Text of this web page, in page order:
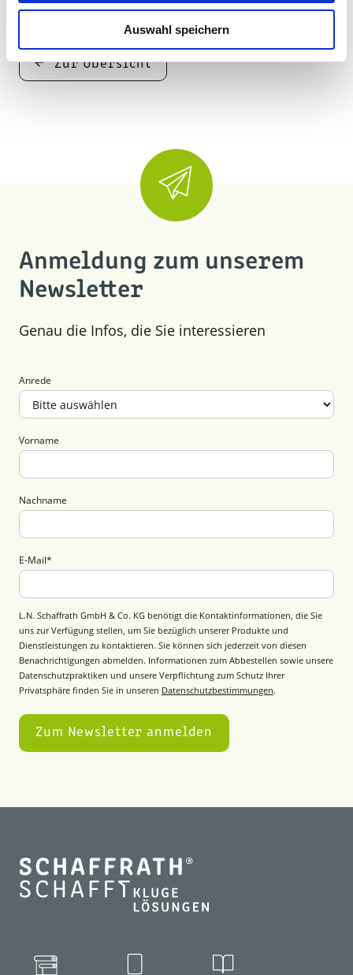
Auswahl speichern
Zur Übersicht
Anmeldung zum unserem
Newsletter
Genau die Infos, die Sie interessieren
Anrede
Vorname
Nachname
E-Mail*
L.N. Schaffrath GmbH & Co. KG benötigt die Kontaktinformationen, die Sie
uns zur Verfügung stellen, um Sie bezüglich unserer Produkte und
Dienstleistungen zu kontaktieren. Sie können sich jederzeit von diesen
Benachrichtigungen abmelden. Informationen zum Abbestellen sowie unsere
Datenschutzpraktiken und unsere Verpflichtung zum Schutz Ihrer
Privatsphäre finden Sie in unseren Datenschutzbestimmungen.